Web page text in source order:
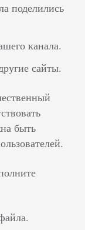
поделились
канала.
сайты.
быть